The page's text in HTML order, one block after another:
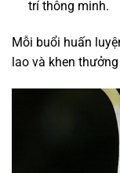
trí thông minh.
Mỗi buổi huấn
lao và khen